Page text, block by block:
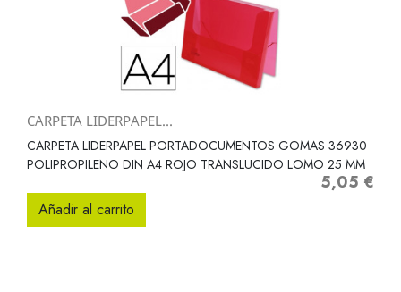
CARPETA LIDERPAPEL...
CARPETA LIDERPAPEL PORTADOCUMENTOS GOMAS 36930
POLIPROPILENO DIN A4 ROJO TRANSLUCIDO LOMO 25 MM
Precio
5,05 €
Añadir al carrito